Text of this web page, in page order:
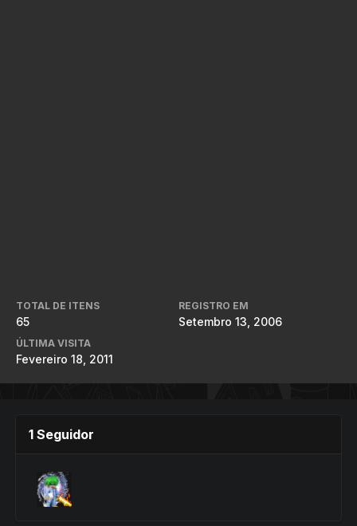
TOTAL DE ITENS
65
REGISTRO EM
Setembro 13, 2006
ÚLTIMA VISITA
Fevereiro 18, 2011
1 Seguidor